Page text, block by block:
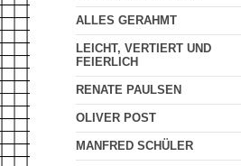
ALLES GERAHMT
LEICHT, VERTIERT UND
FEIERLICH
RENATE PAULSEN
OLIVER POST
MANFRED SCHÜLER